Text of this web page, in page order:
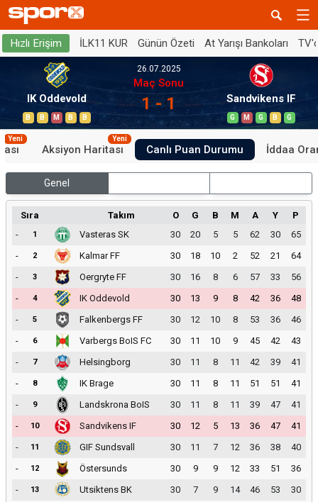
Hızlı Erişim İLK11 KUR Günün Özeti At Yarışı Bankoları
IK Oddevold
B B M B B
26.07.2025
Maç Sonu
1 - 1 Sandvikens IF
G M G B G
Yeni
Aksiyon Haritası
Yeni
Canlı Puan Durumu İddaa
Genel
Sıra Takım O G B M A Y
P
-
1 Vasteras SK 30 20 5 5 62 30
65
-
2 Kalmar FF 30 18 10 2 52 21
64
-
3 Oergryte FF 30 16 8 6 57 33
56
-
4 IK Oddevold 30 13 9 8 42 36
48
-
5 Falkenbergs FF 30 12 10 8 53 36
46
-
6 Varbergs BoIS FC 30 11 10 9 45 42
43
-
7 Helsingborg 30 11 8 11 42 39
41
-
8 IK Brage 30 11 8 11 51 51
41
-
9 Landskrona BoIS 30 11 8 11 39 47
41
-
10 Sandvikens IF 30 12 5 13 36 47
41
-
11 GIF Sundsvall 30 11 7 12 36 38
40
-
12 Östersunds 30 9 9 12 33 51
36
-
13 Utsiktens BK 30 7 9 14 46 53
30